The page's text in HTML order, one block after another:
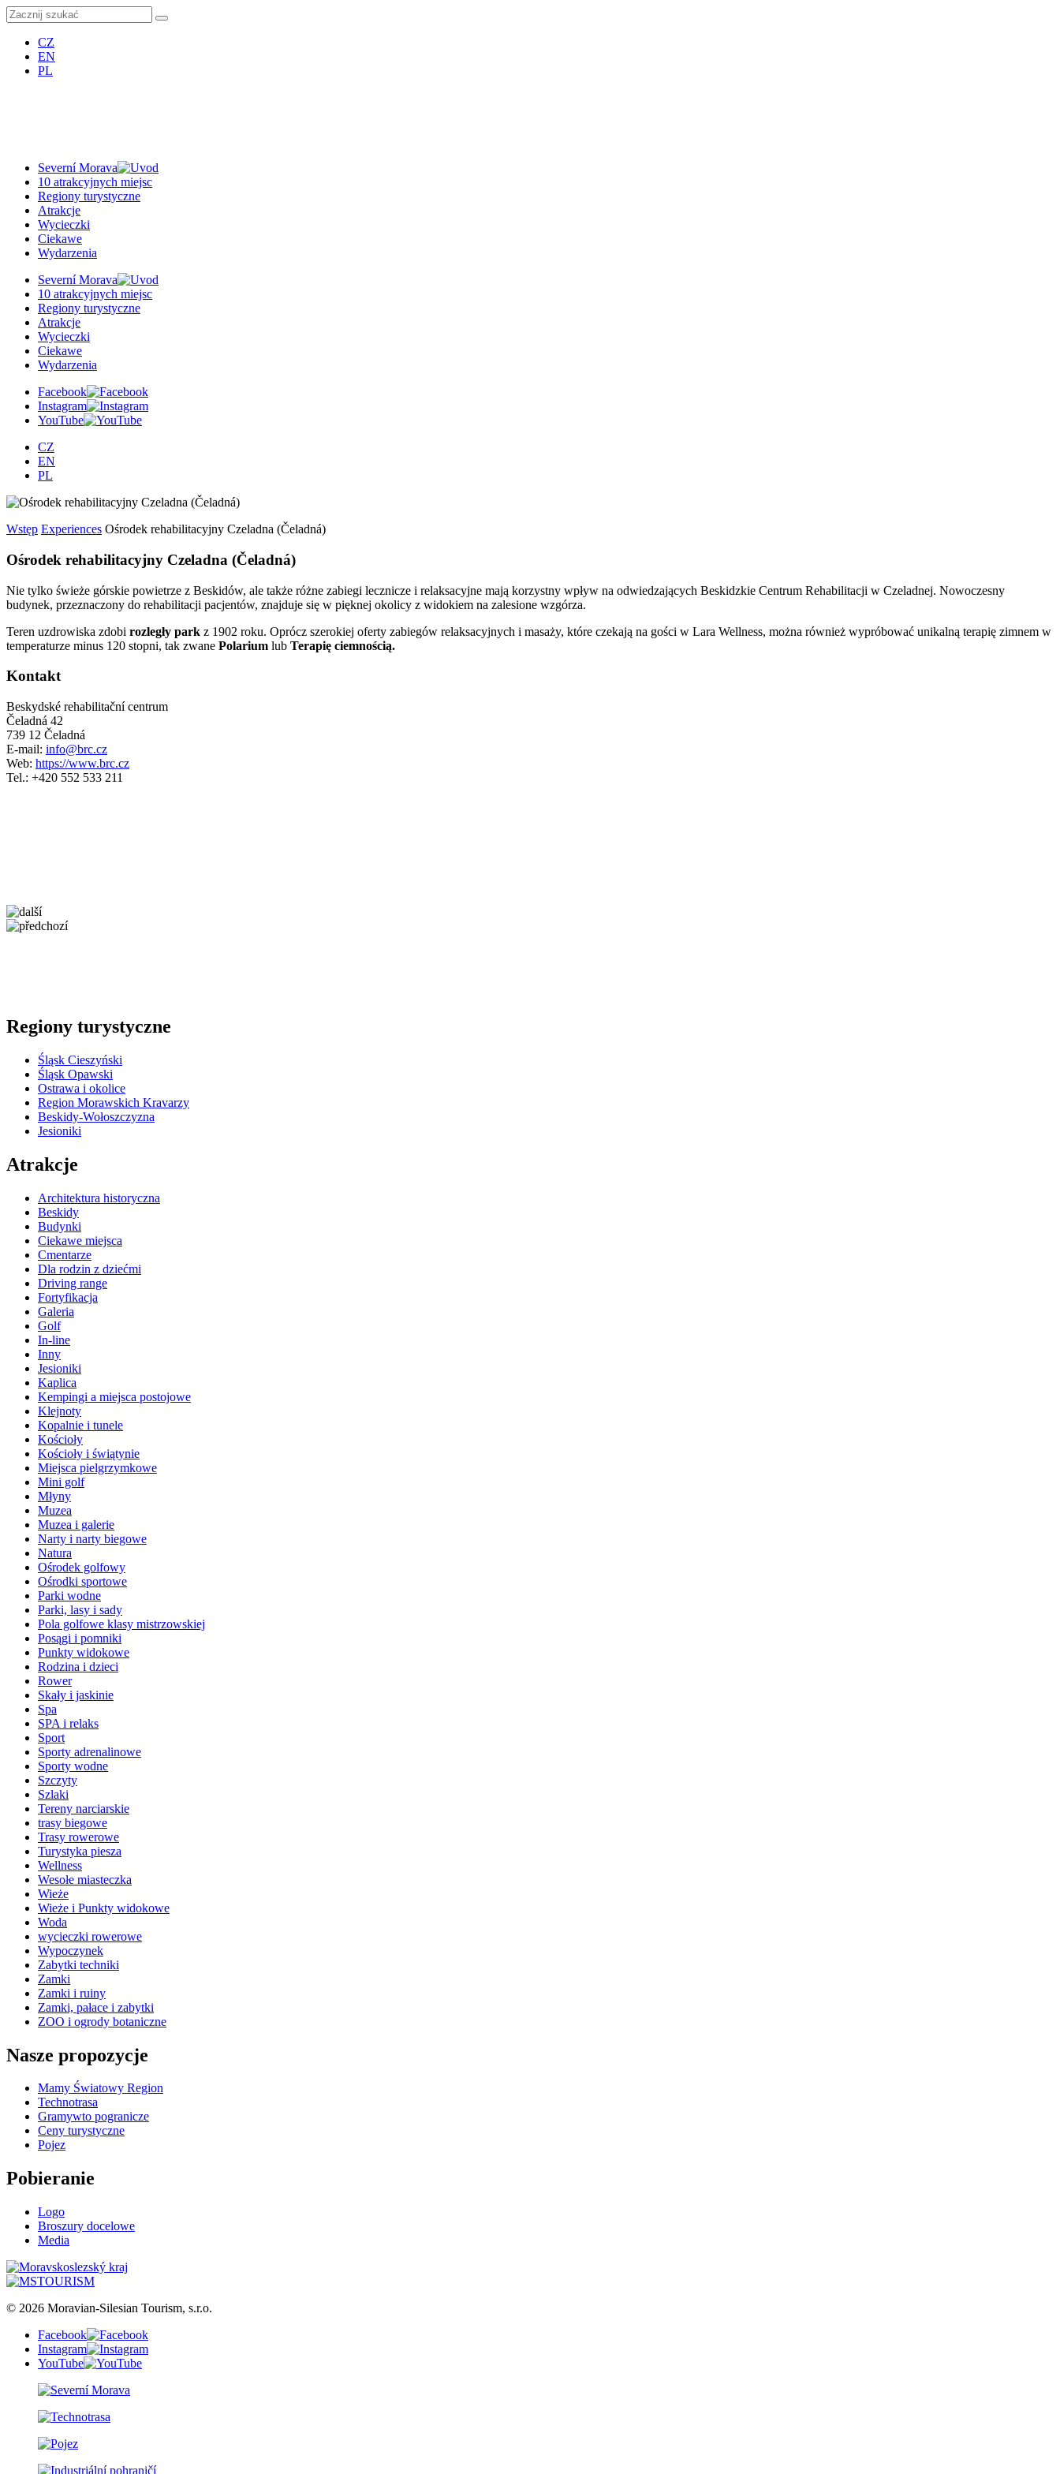
CZ
EN
PL
Severní Morava
10 atrakcyjnych miejsc
Regiony turystyczne
Atrakcje
Wycieczki
Ciekawe
Wydarzenia
Severní Morava
10 atrakcyjnych miejsc
Regiony turystyczne
Atrakcje
Wycieczki
Ciekawe
Wydarzenia
Facebook
Instagram
YouTube
CZ
EN
PL
Wstęp Experiences Ośrodek rehabilitacyjny Czeladna (Čeladná)
Ośrodek rehabilitacyjny Czeladna (Čeladná)
Nie tylko świeże górskie powietrze z Beskidów, ale także różne zabiegi lecznicze i relaksacyjne mają korzystny wpływ na odwiedzających Beskidzkie Centrum Rehabilitacji w Czeladnej. Nowoczesny
budynek, przeznaczony do rehabilitacji pacjentów, znajduje się w pięknej okolicy z widokiem na zalesione wzgórza.
Teren uzdrowiska zdobi rozległy park z 1902 roku. Oprócz szerokiej oferty zabiegów relaksacyjnych i masaży, które czekają na gości w Lara Wellness, można również wypróbować unikalną terapię zimnem w
temperaturze minus 120 stopni, tak zwane Polarium lub Terapię ciemnością.
Kontakt
Beskydské rehabilitační centrum
Čeladná 42
739 12 Čeladná
E-mail: info@brc.cz
Web: https://www.brc.cz
Tel.: +420 552 533 211
5 km
Regiony turystyczne
Śląsk Cieszyński
Śląsk Opawski
Ostrawa i okolice
Region Morawskich Kravarzy
Beskidy-Wołoszczyzna
Jesioniki
Atrakcje
Architektura historyczna
Beskidy
Budynki
Ciekawe miejsca
Cmentarze
Dla rodzin z dziećmi
Driving range
Fortyfikacja
Galeria
Golf
In-line
Inny
Jesioniki
Kaplica
Kempingi a miejsca postojowe
Klejnoty
Kopalnie i tunele
Kościoły
Kościoły i świątynie
Miejsca pielgrzymkowe
Mini golf
Młyny
Muzea
Muzea i galerie
Narty i narty biegowe
Natura
Ośrodek golfowy
Ośrodki sportowe
Parki wodne
Parki, lasy i sady
Pola golfowe klasy mistrzowskiej
Posągi i pomniki
Punkty widokowe
Rodzina i dzieci
Rower
Skały i jaskinie
Spa
SPA i relaks
Sport
Sporty adrenalinowe
Sporty wodne
Szczyty
Szlaki
Tereny narciarskie
trasy biegowe
Trasy rowerowe
Turystyka piesza
Wellness
Wesołe miasteczka
Wieże
Wieże i Punkty widokowe
Woda
wycieczki rowerowe
Wypoczynek
Zabytki techniki
Zamki
Zamki i ruiny
Zamki, pałace i zabytki
ZOO i ogrody botaniczne
Nasze propozycje
Mamy Światowy Region
Technotrasa
Gramywto pogranicze
Ceny turystyczne
Pojez
Pobieranie
Logo
Broszury docelowe
Media
© 2026 Moravian-Silesian Tourism, s.r.o.
Facebook
Instagram
YouTube